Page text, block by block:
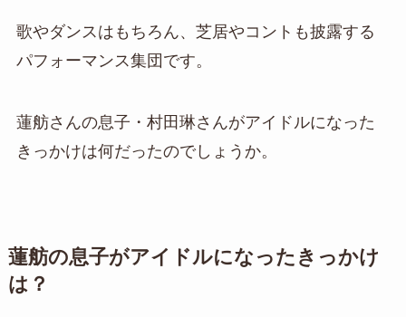
歌やダンスはもちろん、芝居やコントも披露する
パフォーマンス集団です。
蓮舫さんの息子・村田琳さんがアイドルになった
きっかけは何だったのでしょうか。
蓮舫の息子がアイドルになったきっかけ
は？